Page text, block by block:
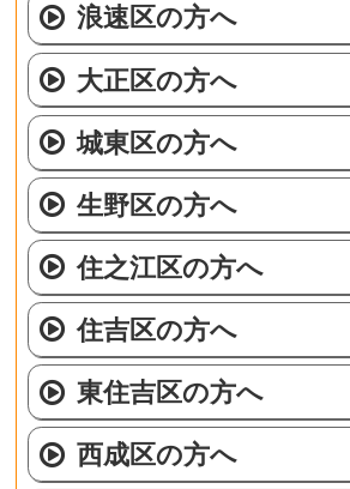
浪速区の方へ
大正区の方へ
城東区の方へ
生野区の方へ
住之江区の方へ
住吉区の方へ
東住吉区の方へ
西成区の方へ